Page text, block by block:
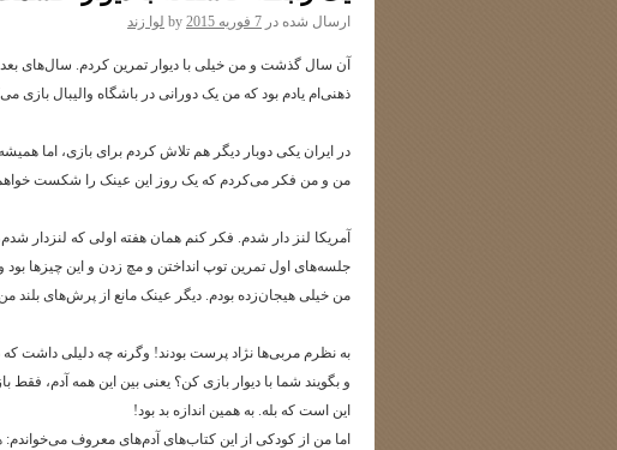
ارسال شده در 7 فوریه 2015 by لوا زند
آن سال گذشت و من خیلی با دیوار تمرین کردم. سال‌های
ذهنی‌ام یادم بود که من یک دورانی در باشگاه والیبال بازی
در ایران یکی دوبار دیگر هم تلاش کردم برای بازی، اما
من و من فکر می‌کردم که یک روز این عینک را شکست خواهم
آمریکا لنز دار شدم. فکر کنم همان هفته اولی که لنزدار
جلسه‌های اول تمرین توپ انداختن و مچ زدن و این چیزها بود
من خیلی هیجان‌زده بودم. دیگر عینک مانع از پرش‌های بلند
به نظرم مربی‌ها نژاد پرست بودند! وگرنه چه دلیلی داشت
و بگویند شما با دیوار بازی کن؟ یعنی بین این همه آدم، فقط
این است که بله. به همین اندازه بد بود!
اما من از کودکی از این کتاب‌های آدم‌های معروف